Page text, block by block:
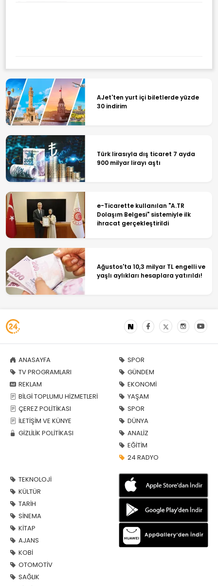
AJet'ten yurt içi biletlerde yüzde
30 indirim
Türk lirasıyla dış ticaret 7 ayda
900 milyar lirayı aştı
e-Ticarette kullanılan "A.TR
Dolaşım Belgesi" sistemiyle ilk
ihracat gerçekleştirildi
Ağustos'ta 10,3 milyar TL engelli ve
yaşlı aylıkları hesaplara yatırıldı!
ANASAYFA
TV PROGRAMLARI
REKLAM
BİLGİ TOPLUMU HİZMETLERİ
ÇEREZ POLİTİKASI
İLETİŞİM VE KÜNYE
GİZLİLİK POLİTİKASI
SPOR
GÜNDEM
EKONOMİ
YAŞAM
SPOR
DÜNYA
ANALİZ
EĞİTİM
24 RADYO
TEKNOLOJİ
KÜLTÜR
TARİH
SİNEMA
KİTAP
AJANS
KOBİ
OTOMOTİV
SAĞLIK